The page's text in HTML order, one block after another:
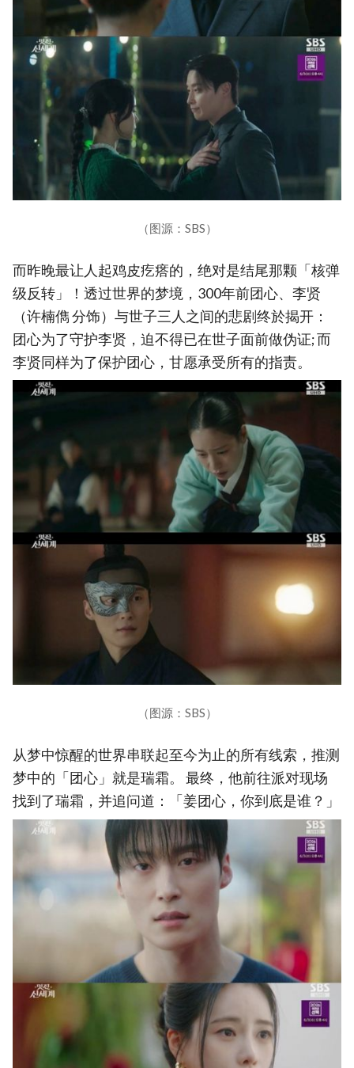
（图源：SBS）
而昨晚最让人起鸡皮疙瘩的，绝对是结尾那颗「核弹
级反转」！透过世界的梦境，300年前团心、李贤
（许楠儁 分饰）与世子三人之间的悲剧终於揭开：
团心为了守护李贤，迫不得已在世子面前做伪证; 而
李贤同样为了保护团心，甘愿承受所有的指责。
（图源：SBS）
从梦中惊醒的世界串联起至今为止的所有线索，推测
梦中的「团心」就是瑞霜。 最终，他前往派对现场
找到了瑞霜，并追问道：「姜团心，你到底是谁？」